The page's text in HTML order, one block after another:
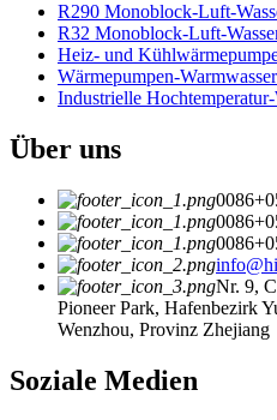
R290 Monoblock-Luft-
R32 Monoblock-Luft-
Heiz- und
Wärmepumpen-
Industrielle
Über uns
Nr. 9,
Pioneer Park, Hafenbezirk
Wenzhou, Provinz Zhejiang
Soziale Medien